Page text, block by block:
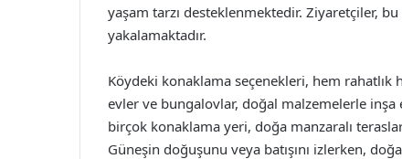
yaşam tarzı desteklenmektedir. Ziyaretçiler,
yakalamaktadır.
Köydeki konaklama seçenekleri, hem rahatlık
evler ve bungalovlar, doğal malzemelerle
birçok konaklama yeri, doğa manzaralı
Güneşin doğuşunu veya batışını izlerken,